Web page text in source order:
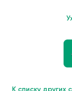
К списку других